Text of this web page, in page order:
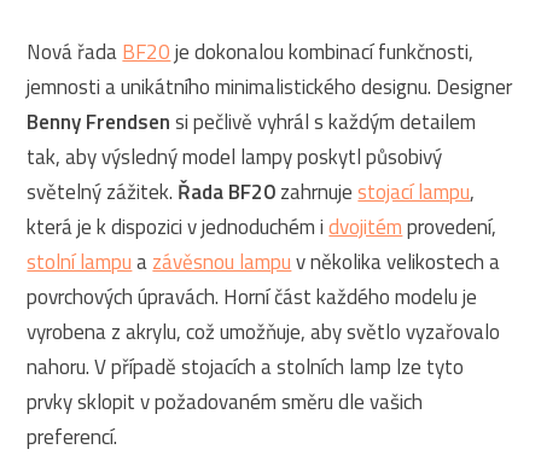
Nová řadaBF20je dokonalou kombinací funkčnosti,
jemnosti a unikátního minimalistického designu. Designer
Benny Frendsensi pečlivě vyhrál s každým detailem
tak, aby výsledný model lampy poskytl působivý
světelný zážitek. Řada BF20zahrnujestojací lampu,
která je k dispozici v jednoduchém idvojitémprovedení,
stolní lampuazávěsnou lampuv několika velikostech a
povrchových úpravách. Horní část každého modelu je
vyrobena z akrylu, což umožňuje, aby světlo vyzařovalo
nahoru. V případě stojacích a stolních lamp lze tyto
prvky sklopit v požadovaném směru dle vašich
preferencí.